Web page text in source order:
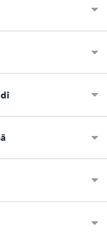
izmērus: foto, video,
vektorus un
arī citiem servisa
tīklos!
saturu,
tavā lietotāja
IBAN kontu vai
bez
kontā, uzreiz
valodā, lai vari